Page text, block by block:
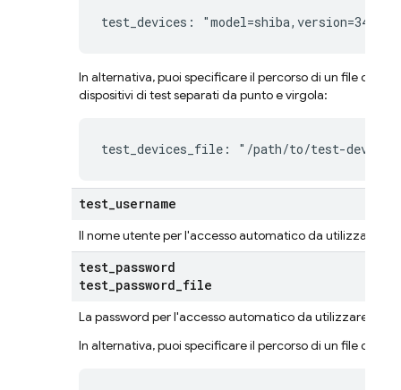
test_devices:
In alternativa, puoi specificare il percorso di un file di
dispositivi di test separati da punto e virgola:
test_devices_file: "/path/to/test-
test_username
Il nome utente per l'accesso automatico da utilizzare
test_password
test_password_file
La password per l'accesso automatico da utilizzare
In alternativa, puoi specificare il percorso di un file di